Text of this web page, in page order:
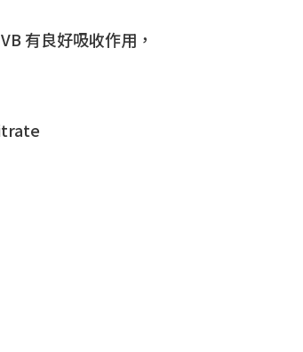
有良好吸收作用，